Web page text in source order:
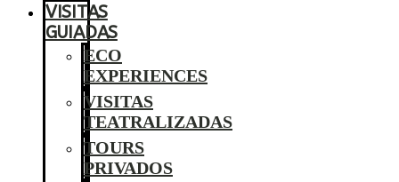
VISITAS
GUIADAS
ECO
EXPERIENCES
VISITAS
TEATRALIZADAS
TOURS
PRIVADOS